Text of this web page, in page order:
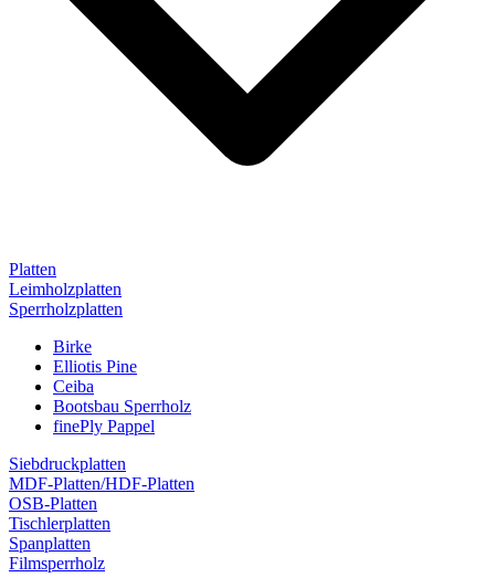
Platten
Leimholzplatten
Sperrholzplatten
Birke
Elliotis Pine
Ceiba
Bootsbau Sperrholz
finePly Pappel
Siebdruckplatten
MDF-Platten/HDF-Platten
OSB-Platten
Tischlerplatten
Spanplatten
Filmsperrholz